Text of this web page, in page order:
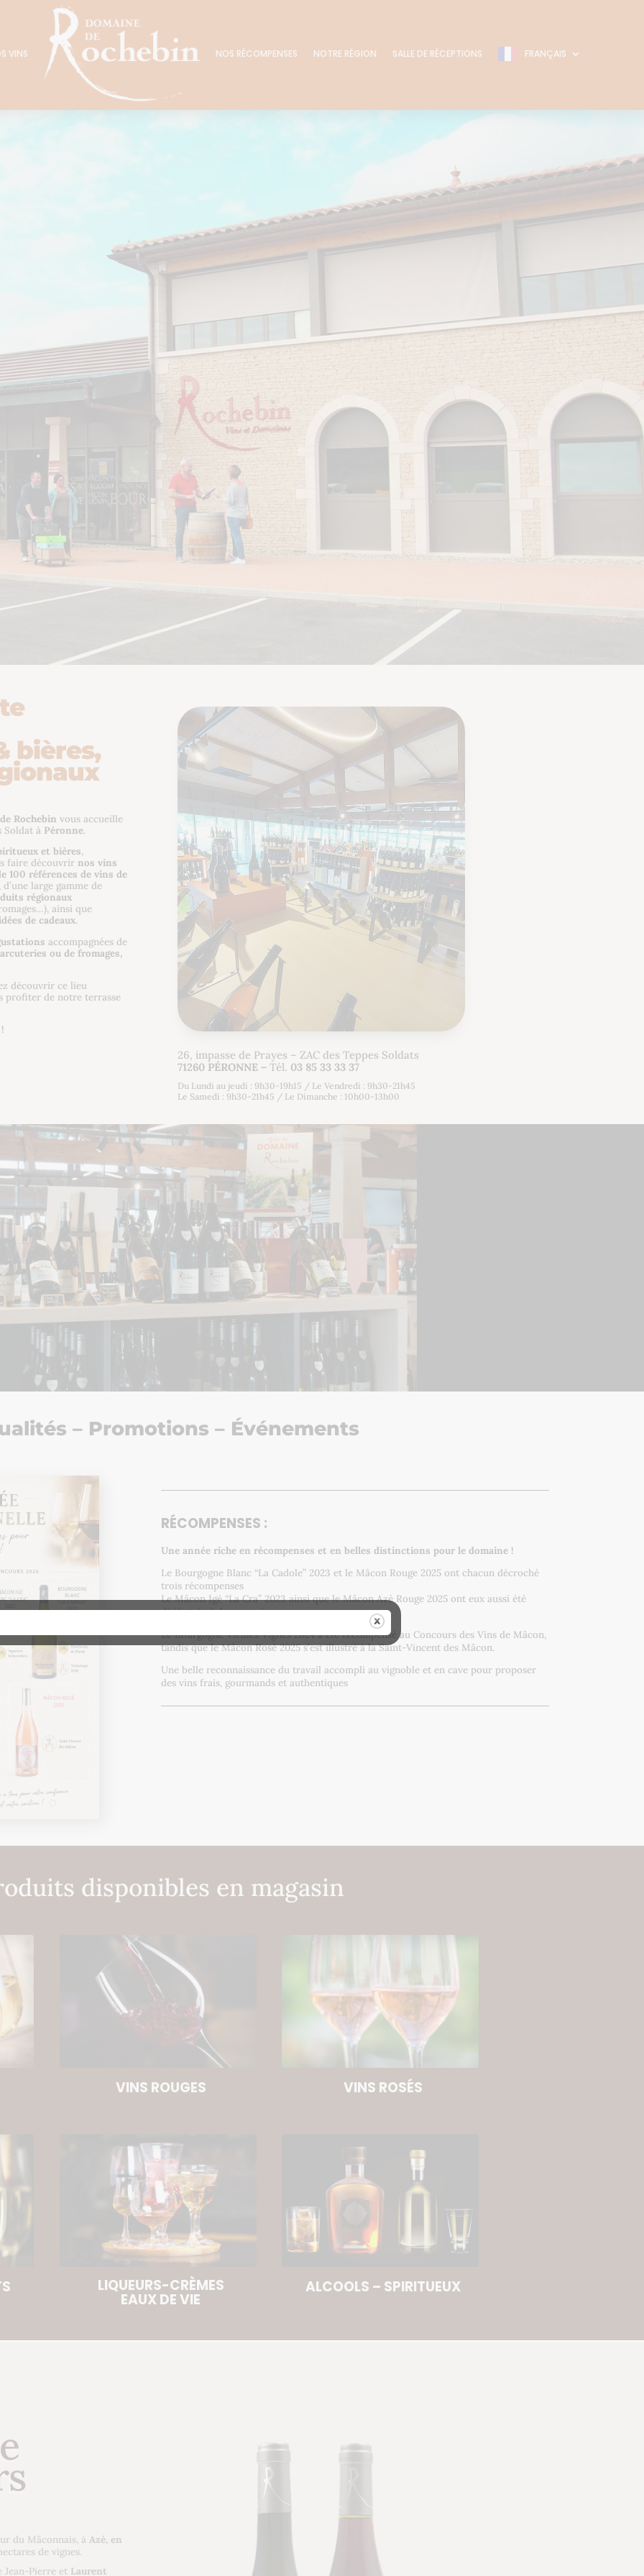
VINS NOS RÉCOMPENSES NOTRE RÉGION SALLE DE RÉCEPTIONS FRANÇAIS
bières,
Rochebin vous accueille
Soldat à Péronne.
et bières,
faire découvrir nos vins
100 références de vins de
d’une large gamme de
régionaux
ainsi que
de cadeaux.
accompagnées de
ou de fromages,
découvrir ce lieu
profiter de notre terrasse
26, impasse de Prayes – ZAC des Teppes Soldats
71260 PÉRONNE –Tél. 03 85 33 33 37
Du Lundi au jeudi : 9h30-19h15 / Le Vendredi : 9h30-21h45
Le Samedi : 9h30-21h45 / Le Dimanche : 10h00-13h00
– Promotions – Événements
RÉCOMPENSES :
Une année riche en récompenses et en belles distinctions pour le domaine !
Le Bourgogne Blanc “La Cadole” 2023 et le Mâcon Rouge 2025 ont chacun décroché
trois récompenses
Le Mâcon Igé “La Cra” 2023 ainsi que le Mâcon Azé Rouge 2025 ont eux aussi été
distingués à deux reprises
Le Bourgogne Vieilles Vignes 2024 a été récompensé au Concours des Vins de Mâcon,
tandis que le Mâcon Rosé 2025 s’est illustré à la Saint-Vincent des Mâcon.
Une belle reconnaissance du travail accompli au vignoble et en cave pour proposer
des vins frais, gourmands et authentiques
disponibles en magasin
VINS ROUGES VINS ROSÉS
LIQUEURS-CRÈMES
EAUX DE VIE
ALCOOLS – SPIRITUEUX
du Mâconnais, à Azé, en
de vignes.
Jean-Pierre et Laurent